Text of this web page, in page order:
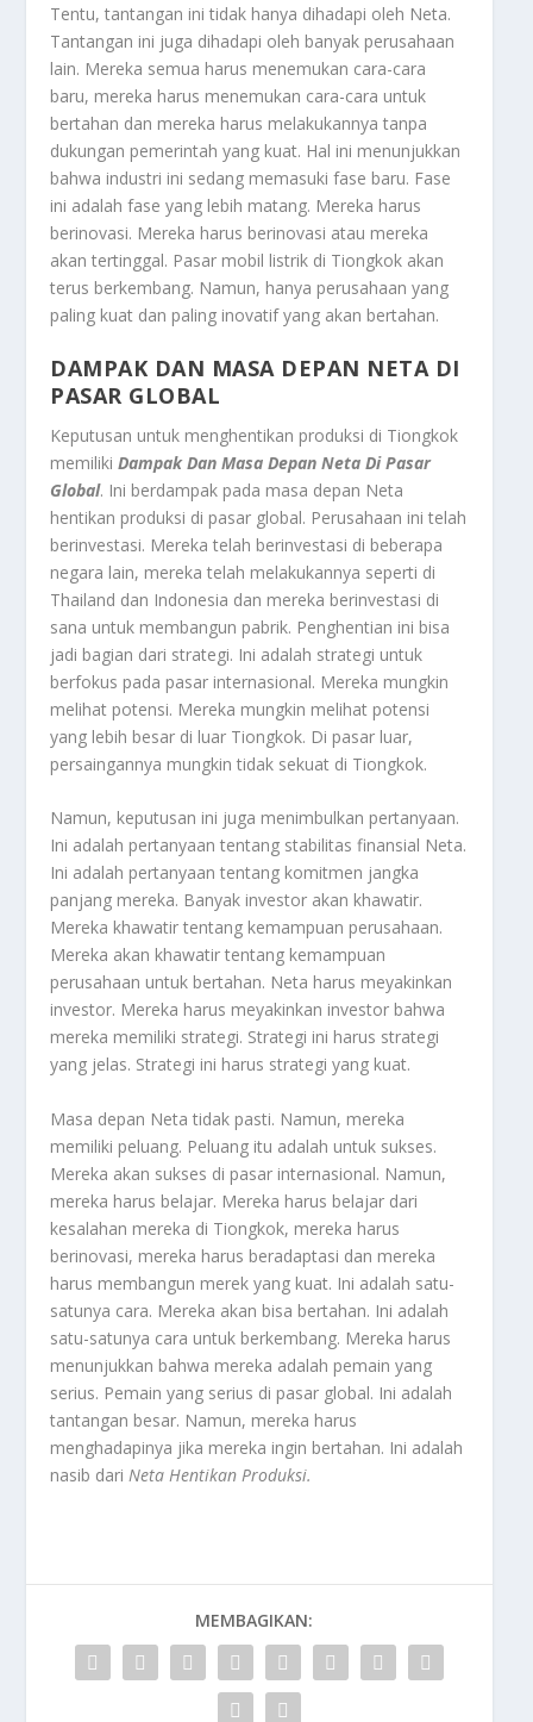
Tentu, tantangan ini tidak hanya dihadapi oleh Neta.
Tantangan ini juga dihadapi oleh banyak perusahaan
lain. Mereka semua harus menemukan cara-cara
baru, mereka harus menemukan cara-cara untuk
bertahan dan mereka harus melakukannya tanpa
dukungan pemerintah yang kuat. Hal ini menunjukkan
bahwa industri ini sedang memasuki fase baru. Fase
ini adalah fase yang lebih matang. Mereka harus
berinovasi. Mereka harus berinovasi atau mereka
akan tertinggal. Pasar mobil listrik di Tiongkok akan
terus berkembang. Namun, hanya perusahaan yang
paling kuat dan paling inovatif yang akan bertahan.
DAMPAK DAN MASA DEPAN NETA DI
PASAR GLOBAL
Keputusan untuk menghentikan produksi di Tiongkok
memilikiDampak Dan Masa Depan Neta Di Pasar
Global. Ini berdampak pada masa depan Neta
hentikan produksi di pasar global. Perusahaan ini telah
berinvestasi. Mereka telah berinvestasi di beberapa
negara lain, mereka telah melakukannya seperti di
Thailand dan Indonesia dan mereka berinvestasi di
sana untuk membangun pabrik. Penghentian ini bisa
jadi bagian dari strategi. Ini adalah strategi untuk
berfokus pada pasar internasional. Mereka mungkin
melihat potensi. Mereka mungkin melihat potensi
yang lebih besar di luar Tiongkok. Di pasar luar,
persaingannya mungkin tidak sekuat di Tiongkok.
Namun, keputusan ini juga menimbulkan pertanyaan.
Ini adalah pertanyaan tentang stabilitas finansial Neta.
Ini adalah pertanyaan tentang komitmen jangka
panjang mereka. Banyak investor akan khawatir.
Mereka khawatir tentang kemampuan perusahaan.
Mereka akan khawatir tentang kemampuan
perusahaan untuk bertahan. Neta harus meyakinkan
investor. Mereka harus meyakinkan investor bahwa
mereka memiliki strategi. Strategi ini harus strategi
yang jelas. Strategi ini harus strategi yang kuat.
Masa depan Neta tidak pasti. Namun, mereka
memiliki peluang. Peluang itu adalah untuk sukses.
Mereka akan sukses di pasar internasional. Namun,
mereka harus belajar. Mereka harus belajar dari
kesalahan mereka di Tiongkok, mereka harus
berinovasi, mereka harus beradaptasi dan mereka
harus membangun merek yang kuat. Ini adalah satu-
satunya cara. Mereka akan bisa bertahan. Ini adalah
satu-satunya cara untuk berkembang. Mereka harus
menunjukkan bahwa mereka adalah pemain yang
serius. Pemain yang serius di pasar global. Ini adalah
tantangan besar. Namun, mereka harus
menghadapinya jika mereka ingin bertahan. Ini adalah
nasib dariNeta Hentikan Produksi.
MEMBAGIKAN: